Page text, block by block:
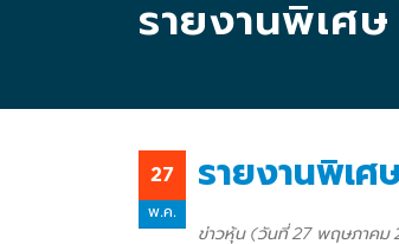
รายงานพิเศ
27
พ.ค.
รายงานพิเศ
ข่าวหุ้น (วันที่ 27 พฤษภาคม